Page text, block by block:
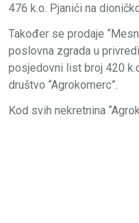
476 k.o. Pjanići na
Također se prodaje
poslovna zgrada u
posjedovni list broj 420
društvo “Agrokomerc”.
Kod svih nekretnina